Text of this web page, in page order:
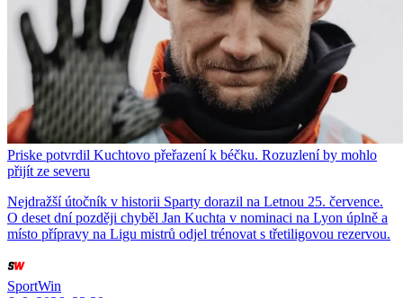
Priske potvrdil Kuchtovo přeřazení k béčku. Rozuzlení by mohlo
přijít ze severu
Nejdražší útočník v historii Sparty dorazil na Letnou 25. července.
O deset dní později chyběl Jan Kuchta v nominaci na Lyon úplně a
místo přípravy na Ligu mistrů odjel trénovat s třetiligovou rezervou.
SportWin